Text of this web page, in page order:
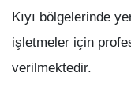
Kıyı bölgelerinde
işletmeler için
verilmektedir.